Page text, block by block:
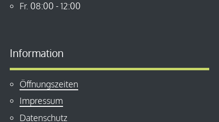
Fr. 08:00 - 12:00
Information
Öffnungszeiten
Impressum
Datenschutz